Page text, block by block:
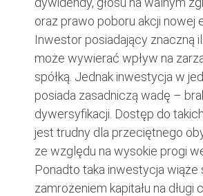
oraz prawo poboru akcji nowej
Inwestor posiadający znaczną
może wywierać wpływ na
spółką. Jednak inwestycja w
posiada zasadniczą wadę –
dywersyfikacji. Dostęp do
jest trudny dla przeciętnego
ze względu na wysokie progi
Ponadto taka inwestycja wiąże
zamrożeniem kapitału na długi